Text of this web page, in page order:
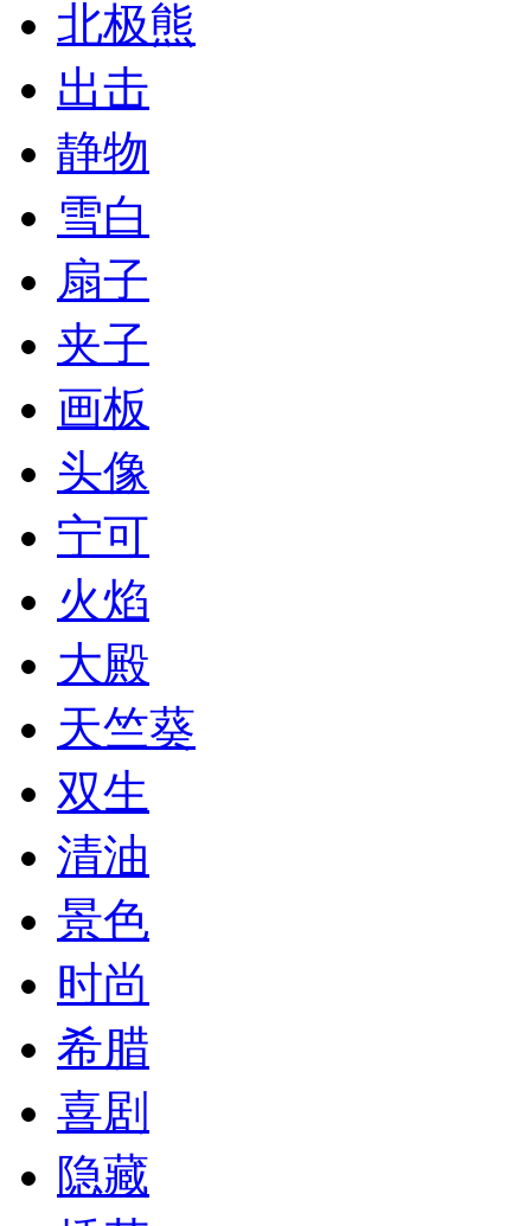
北极熊
出击
静物
雪白
扇子
夹子
画板
头像
宁可
火焰
大殿
天竺葵
双生
清油
景色
时尚
希腊
喜剧
隐藏